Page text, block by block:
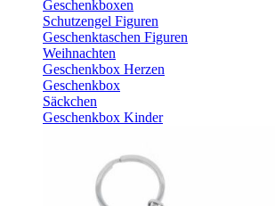
Geschenkboxen
Schutzengel Figuren
Geschenktaschen Figuren
Weihnachten
Geschenkbox Herzen
Geschenkbox
Säckchen
Geschenkbox Kinder